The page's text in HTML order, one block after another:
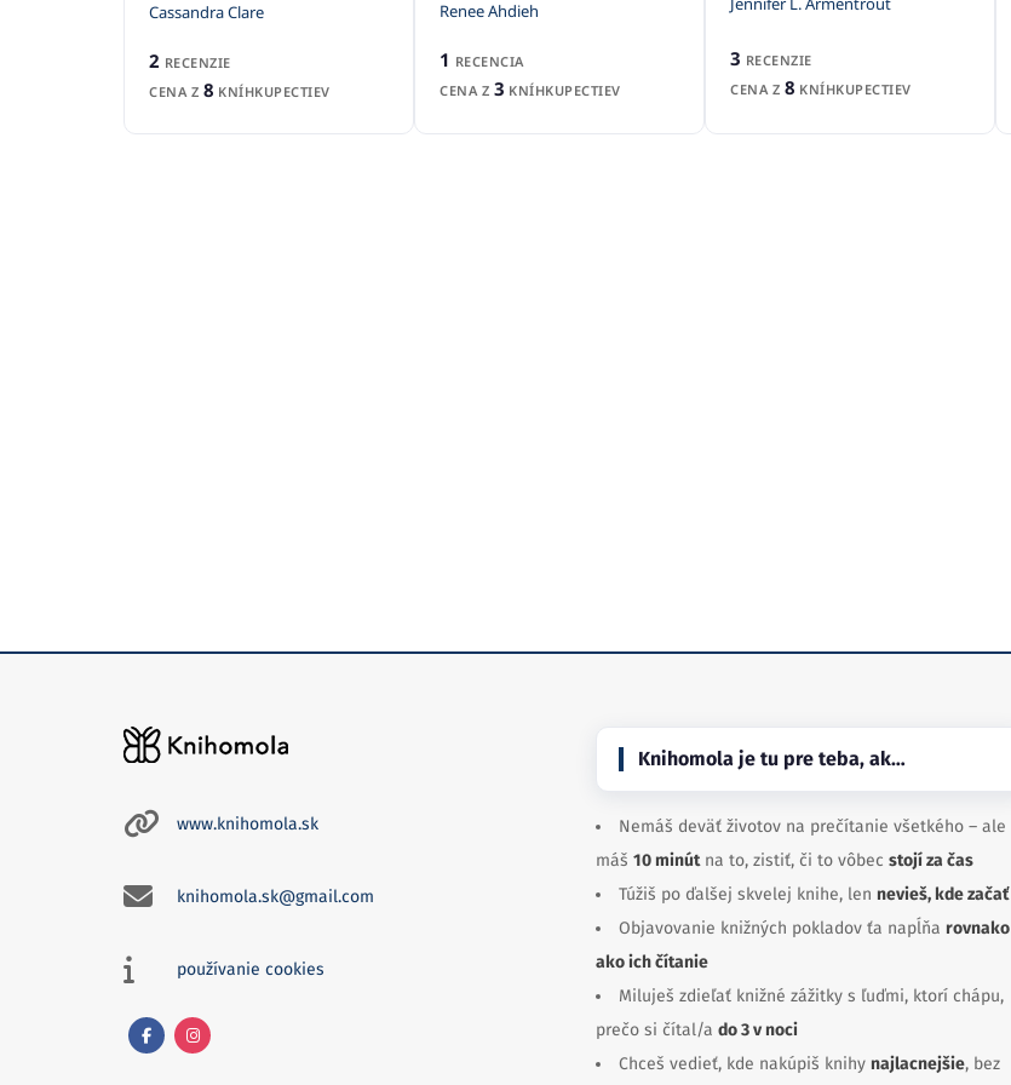
Cassandra Clare
2 RECENZIE
CENA Z 8 KNÍHKUPECTIEV
Renee Ahdieh
1 RECENCIA
CENA Z 3 KNÍHKUPECTIEV
3 RECENZIE
CENA Z 8 KNÍHKUPECTIEV
www.knihomola.sk
knihomola.sk@gmail.com
používanie cookies
Knihomola je tu pre teba, ak…
Nemáš deväť životov na prečítanie všetkého – ale
máš 10 minútna to, zistiť, či to vôbec stojí za čas
Túžiš po ďalšej skvelej knihe, len nevieš, kde začať
Objavovanie knižných pokladov ťa napĺňa rovnako
ako ich čítanie
Miluješ zdieľať knižné zážitky s ľuďmi, ktorí chápu,
prečo si čítal/a do 3 v noci
Chceš vedieť, kde nakúpiš knihy najlacnejšie, bez